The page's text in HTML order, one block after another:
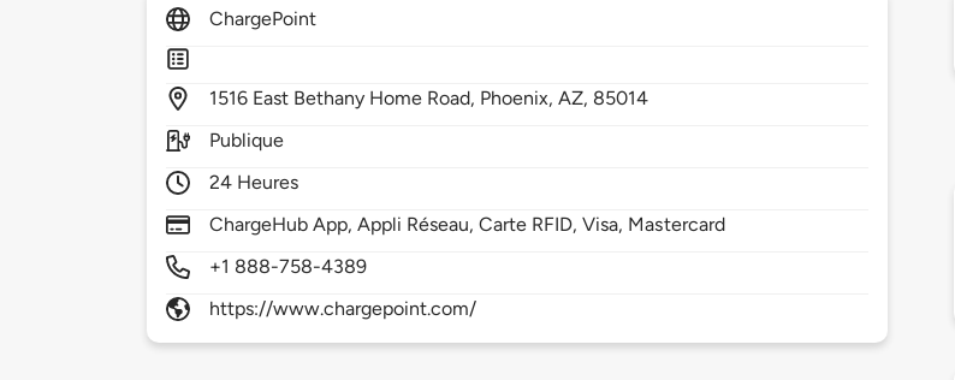
ChargePoint
1516 East Bethany Home Road, Phoenix,AZ, 85014
Publique
24 Heures
ChargeHub App, Appli Réseau, Carte RFID, Visa, Mastercard
+1 888-758-4389
https://www.chargepoint.com/